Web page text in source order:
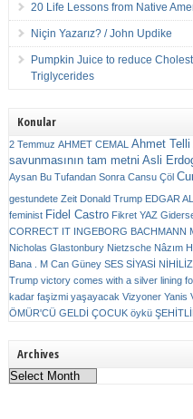
20 Life Lessons from Native
Niçin Yazarız? / John Updike
Pumpkin Juice to reduce
Triglycerides
Konular
2 Temmuz AHMET CEMAL Ahmet Telli
savunmasının tam metni Asli
Aysan Bu Tufandan Sonra Cansu Çöl
gestundete Zeit Donald Trump EDGAR
feminist Fidel Castro Fikret YAZ
CORRECT IT INGEBORG BACHMANN
Nicholas Glastonbury Nietzsche Nâzım
Bana . M Can Güney SES SİYASİ
Trump victory comes with a silver lining
kadar faşizmi yaşayacak Vizyoner Yanis
ÖMÜR'CÜ GELDİ ÇOCUK öykü
Archives
Archives